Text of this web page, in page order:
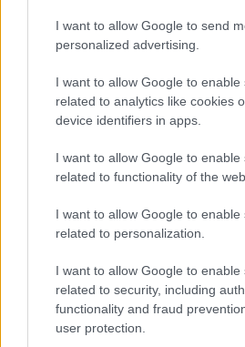
I want to allow Google to send
personalized advertising.
I want to allow Google to enable
related to analytics like cookies
device identifiers in apps.
I want to allow Google to enable
related to functionality of the
I want to allow Google to enable
related to personalization.
I want to allow Google to enable
related to security, including
functionality and fraud
user protection.
G-FOOD
Dobd fel a délutánt